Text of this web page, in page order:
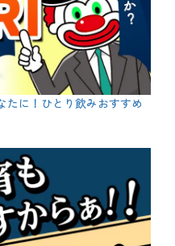
たに！ひとり飲みおすすめ